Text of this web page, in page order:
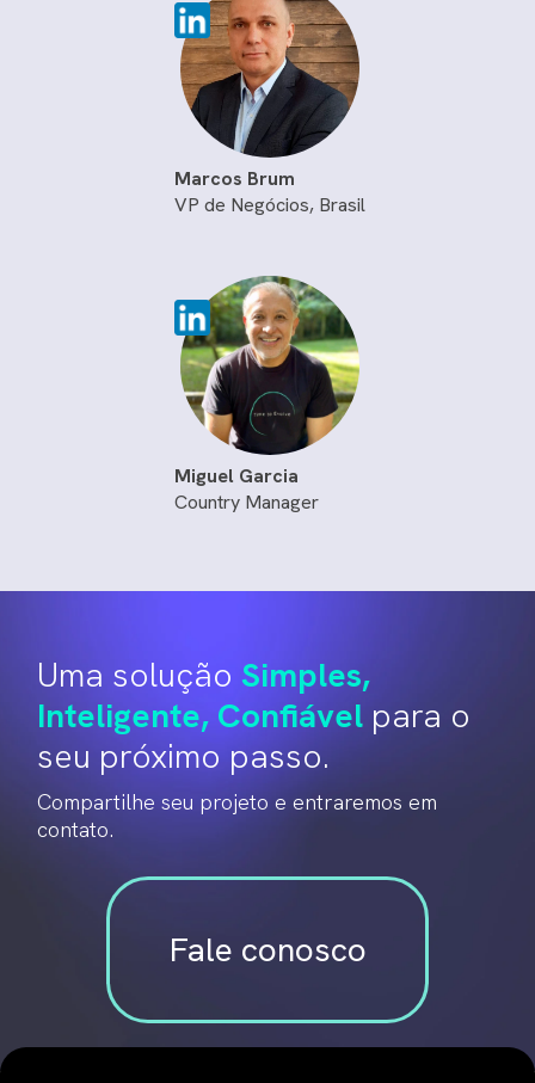
Marcos Brum
VP de Negócios, Brasil
Miguel Garcia
Country Manager
Uma soluçãoSimples,
Inteligente, Confiável para o
seu próximo passo.
Compartilhe seu projeto e entraremos em
contato.
Fale conosco